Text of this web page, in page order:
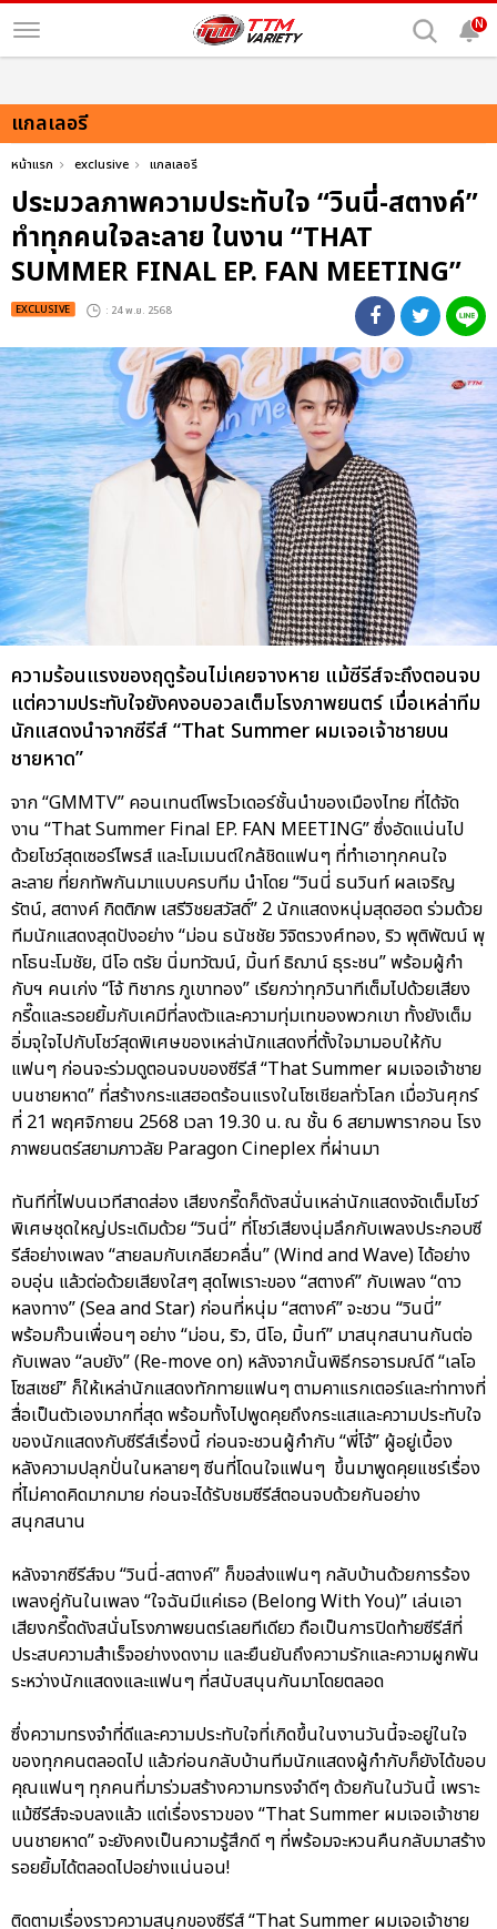
N
แกลเลอรี
หน้าแรก exclusive แกลเลอรี
ประมวลภาพความประทับใจ “วินนี่-สตางค์”
ทำทุกคนใจละลาย ในงาน “THAT
SUMMER FINAL EP. FAN MEETING”
EXCLUSIVE : 24 พ.ย. 2568
ความร้อนแรงของฤดูร้อนไม่เคยจางหาย แม้ซีรีส์จะถึงตอนจบ
แต่ความประทับใจยังคงอบอวลเต็มโรงภาพยนตร์ เมื่อเหล่าทีม
นักแสดงนำจากซีรีส์ “That Summer ผมเจอเจ้าชายบน
ชายหาด”
จาก “GMMTV” คอนเทนต์โพรไวเดอร์ชั้นนำของเมืองไทย ที่ได้จัด
งาน “That Summer Final EP. FAN MEETING” ซึ่งอัดแน่นไป
ด้วยโชว์สุดเซอร์ไพรส์ และโมเมนต์ใกล้ชิดแฟนๆ ที่ทำเอาทุกคนใจ
ละลาย ที่ยกทัพกันมาแบบครบทีม นำโดย “วินนี่ ธนวินท์ ผลเจริญ
รัตน์, สตางค์ กิตติภพ เสรีวิชยสวัสดิ์” 2 นักแสดงหนุ่มสุดฮอต ร่วมด้วย
ทีมนักแสดงสุดปังอย่าง “ม่อน ธนัชชัย วิจิตรวงศ์ทอง, ริว พุติพัฒน์ พุ
ทโธนะโมชัย, นีโอ ตรัย นิ่มทวัฒน์, มิ้นท์ ธิฌาน์ ธุระชน” พร้อมผู้กำ
กับฯ คนเก่ง “โจ้ ทิชากร ภูเขาทอง” เรียกว่าทุกวินาทีเต็มไปด้วยเสียง
กรี๊ดและรอยยิ้มกับเคมีที่ลงตัวและความทุ่มเทของพวกเขา ทั้งยังเต็ม
อิ่มจุใจไปกับโชว์สุดพิเศษของเหล่านักแสดงที่ตั้งใจมามอบให้กับ
แฟนๆ ก่อนจะร่วมดูตอนจบของซีรีส์ “That Summer ผมเจอเจ้าชาย
บนชายหาด” ที่สร้างกระแสฮอตร้อนแรงในโซเชียลทั่วโลก เมื่อวันศุกร์
ที่ 21 พฤศจิกายน 2568 เวลา 19.30 น. ณ ชั้น 6 สยามพารากอน โรง
ภาพยนตร์สยามภาวลัย Paragon Cineplex ที่ผ่านมา
ทันทีที่ไฟบนเวทีสาดส่อง เสียงกรี๊ดก็ดังสนั่นเหล่านักแสดงจัดเต็มโชว์
พิเศษชุดใหญ่ประเดิมด้วย “วินนี่” ที่โชว์เสียงนุ่มลึกกับเพลงประกอบซี
รีส์อย่างเพลง “สายลมกับเกลียวคลื่น” (Wind and Wave) ได้อย่าง
อบอุ่น แล้วต่อด้วยเสียงใสๆ สุดไพเราะของ “สตางค์” กับเพลง “ดาว
หลงทาง” (Sea and Star) ก่อนที่หนุ่ม “สตางค์” จะชวน “วินนี่”
พร้อมก๊วนเพื่อนๆ อย่าง “ม่อน, ริว, นีโอ, มิ้นท์” มาสนุกสนานกันต่อ
กับเพลง “ลบยัง” (Re-move on) หลังจากนั้นพิธีกรอารมณ์ดี “เลโอ
โซสเซย์” ก็ให้เหล่านักแสดงทักทายแฟนๆ ตามคาแรกเตอร์และท่าทางที่
สื่อเป็นตัวเองมากที่สุด พร้อมทั้งไปพูดคุยถึงกระแสและความประทับใจ
ของนักแสดงกับซีรีส์เรื่องนี้ ก่อนจะชวนผู้กำกับ “พี่โจ้” ผู้อยู่เบื้อง
หลังความปลุกปั่นในหลายๆ ซีนที่โดนใจแฟนๆ ขึ้นมาพูดคุยแชร์เรื่อง
ที่ไม่คาดคิดมากมาย ก่อนจะได้รับชมซีรีส์ตอนจบด้วยกันอย่าง
สนุกสนาน
หลังจากซีรีส์จบ “วินนี่-สตางค์” ก็ขอส่งแฟนๆ กลับบ้านด้วยการร้อง
เพลงคู่กันในเพลง “ใจฉันมีแค่เธอ (Belong With You)” เล่นเอา
เสียงกรี๊ดดังสนั่นโรงภาพยนตร์เลยทีเดียว ถือเป็นการปิดท้ายซีรีส์ที่
ประสบความสำเร็จอย่างงดงาม และยืนยันถึงความรักและความผูกพัน
ระหว่างนักแสดงและแฟนๆ ที่สนับสนุนกันมาโดยตลอด
ซึ่งความทรงจำที่ดีและความประทับใจที่เกิดขึ้นในงานวันนี้จะอยู่ในใจ
ของทุกคนตลอดไป แล้วก่อนกลับบ้านทีมนักแสดงผู้กำกับก็ยังได้ขอบ
คุณแฟนๆ ทุกคนที่มาร่วมสร้างความทรงจำดีๆ ด้วยกันในวันนี้ เพราะ
แม้ซีรีส์จะจบลงแล้ว แต่เรื่องราวของ “That Summer ผมเจอเจ้าชาย
บนชายหาด” จะยังคงเป็นความรู้สึกดี ๆ ที่พร้อมจะหวนคืนกลับมาสร้าง
รอยยิ้มได้ตลอดไปอย่างแน่นอน!
ติดตามเรื่องราวความสนุกของซีรีส์ “That Summer ผมเจอเจ้าชาย